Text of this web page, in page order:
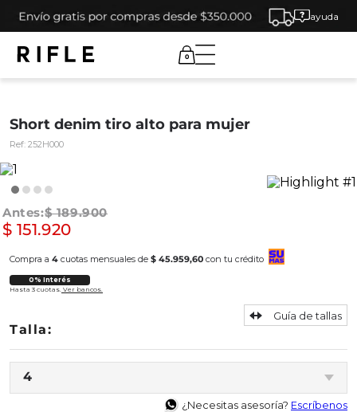
ayuda
0
Short denim tiro alto para mujer
Ref: 252H000
$ 189.900
$ 151.920
Compra a 4 cuotas mensuales de $ 45.959,60 con tu crédito
0% Interés
Hasta 3 cuotas. Ver bancos.
4
Guía de tallas
¿Necesitas asesoría? Escríbenos